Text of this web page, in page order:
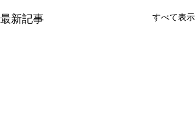
最新記事 すべて表示